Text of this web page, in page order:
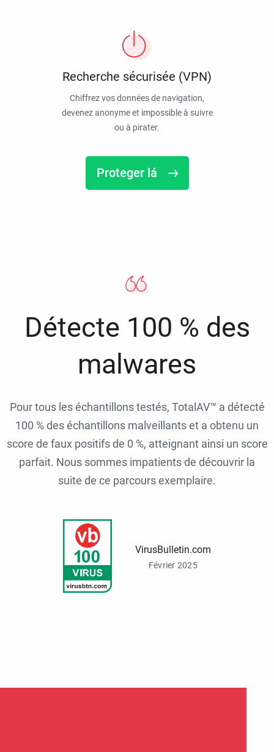
Recherche sécurisée (VPN)
Chiffrez vos données de navigation,
devenez anonyme et impossible à suivre
ou à pirater.
Proteger lá
Détecte 100 % des
malwares
Pour tous les échantillons testés, TotalAV™ a détecté
100 % des échantillons malveillants et a obtenu un
score de faux positifs de 0 %, atteignant ainsi un score
parfait. Nous sommes impatients de découvrir la
suite de ce parcours exemplaire.
VirusBulletin.com
Février 2025